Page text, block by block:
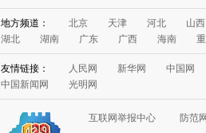
地方频道： 北京 天津 河北
山西
湖北
湖南 广东 广西 海南
友情链接： 人民网 新华网
中国网
中国新闻网
光明网
互联网举报中心
防范